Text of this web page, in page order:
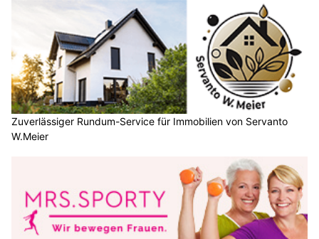
Zuverlässiger Rundum-Service für Immobilien von Servanto
W.Meier